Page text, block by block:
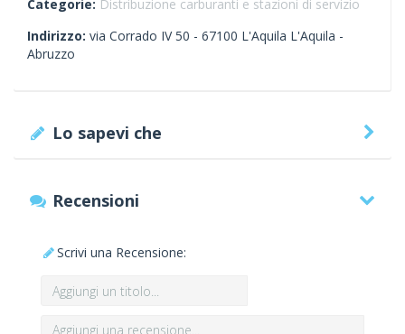
Categorie: Distribuzione carburanti e stazioni di servizio
Indirizzo: via Corrado IV 50 - 67100 L'Aquila L'Aquila -
Abruzzo
Lo sapevi che
Recensioni
Scrivi una Recensione: